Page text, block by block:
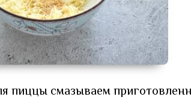
пиццы смазываем